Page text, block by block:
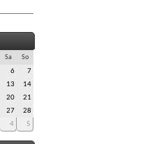
Sa So
6
7
13
14
20
21
27
28
4 5